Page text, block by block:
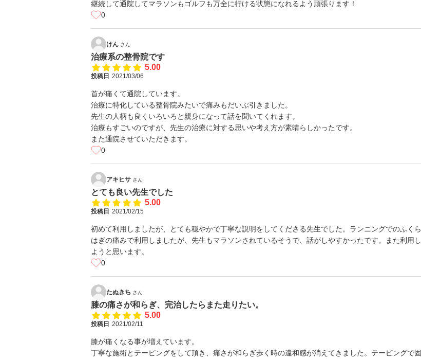
継続して通院してマラソンもゴルフも万全に行ける状態になれるよう頑張ります！
0
けん さん
治療系の整骨院です
5.00
投稿日 2021/03/06
首が痛くて通院しています。
治療に特化している整骨院みたいで痛みもだいぶ引きました。
先生の人柄も良くいろいろと親身になって話を聞いてくれます。
治療もすごいのですが、先生の治療に対する思いや考え方が素晴らしかったです。
また通院させていただきます。
0
アキヒサ さん
とても良い先生でした
5.00
投稿日 2021/02/15
初めて利用しましたが、とても穏やかで丁寧な説明をしてくださる先生でした。ランニングでのふくら
はぎの痛みで利用しましたが、先生もマラソンされているそうで、話がしやすかったです。また利用し
ようと思います。
0
たぬきち さん
膝の痛さが和らぎ、完治したらまた走りたい。
5.00
投稿日 2021/02/11
膝が痛くなる事が増えています。
丁寧な施術とテーピングをして頂き、痛さが和らぎ歩く時の違和感が消えてきました。テーピングで固